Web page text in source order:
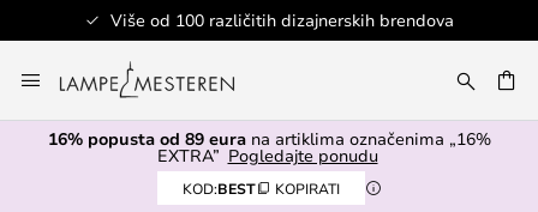
Više od 100 različitih dizajnerskih brendova
to
Content
16% popusta od 89 eurana artiklima označenima „16%
EXTRA” Pogledajte ponudu
KOD:BEST KOPIRATI